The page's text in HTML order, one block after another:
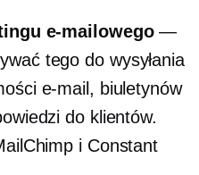
e-mailowego—
tego do wysyłania
e-mail, biuletynów
do klientów.
i Constant